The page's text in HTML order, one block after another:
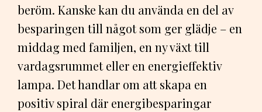
beröm. Kanske kan du använda en del av
besparingen till något som ger glädje – en
middag med familjen, en ny växt till
vardagsrummet eller en energieffektiv
lampa. Det handlar om att skapa en
positiv spiral där energibesparingar